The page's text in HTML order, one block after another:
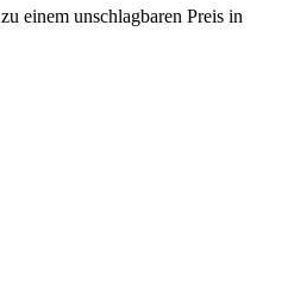
einem unschlagbaren Preis in